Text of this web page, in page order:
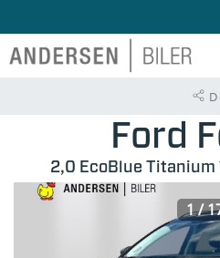
Ford
2,0 EcoBlue Titanium
1/